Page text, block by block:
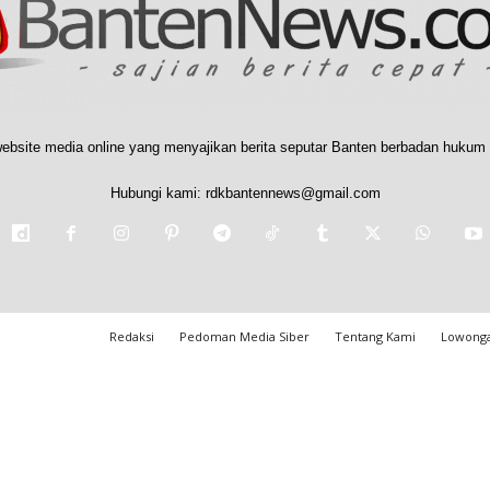
media online yang menyajikan berita seputar Banten berbadan
Hubungi kami: rdkbantennews@gmail.com
Redaksi Pedoman Media Siber Tentang Kami